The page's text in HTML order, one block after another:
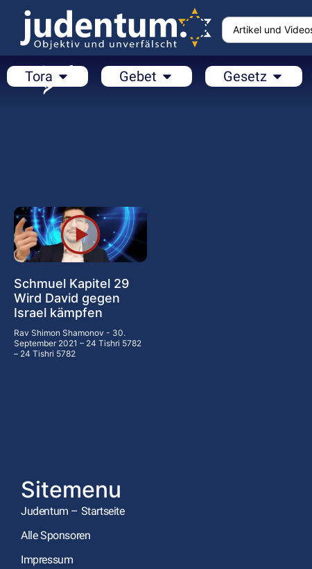
Tora Gebet Gesetz
Schmuel Kapitel 29
Wird David gegen
Israel kämpfen
Rav Shimon Shamonov
30.
September 2021 – 24 Tishri 5782
– 24 Tishri 5782
Sitemenu
Judentum – Startseite
Alle Sponsoren
Impressum